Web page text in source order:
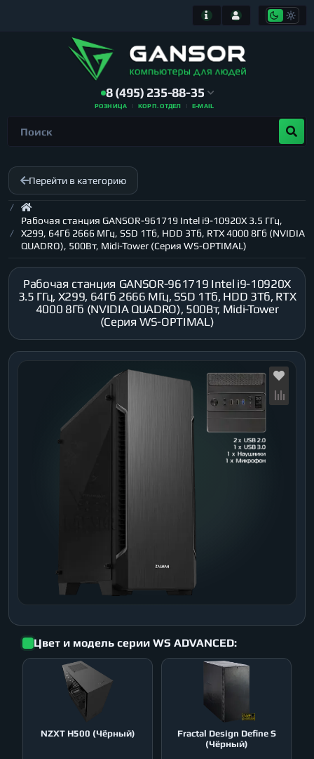
8 (495) 235-88-35
РОЗНИЦА КОРП. ОТДЕЛ E-MAIL
Перейти в категорию
Рабочая станция GANSOR-961719 Intel i9-10920X 3.5 ГГц,
X299, 64Гб 2666 МГц, SSD 1Тб, HDD 3Тб, RTX 4000 8Гб (NVIDIA
QUADRO), 500Вт, Midi-Tower (Серия WS-OPTIMAL)
Рабочая станция GANSOR-961719 Intel i9-10920X
3.5 ГГц, X299, 64Гб 2666 МГц, SSD 1Тб, HDD 3Тб, RTX
4000 8Гб (NVIDIA QUADRO), 500Вт, Midi-Tower
(Серия WS-OPTIMAL)
Цвет и модель серии WS ADVANCED:
NZXT H500 (Чёрный)
Fractal Design Define S
(Чёрный)